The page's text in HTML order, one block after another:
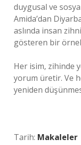
duygusal ve
Amida’dan
aslında insan
gösteren bir
Her isim, zihinde
yorum üretir. Ve
yeniden
Tarih: Makaleler